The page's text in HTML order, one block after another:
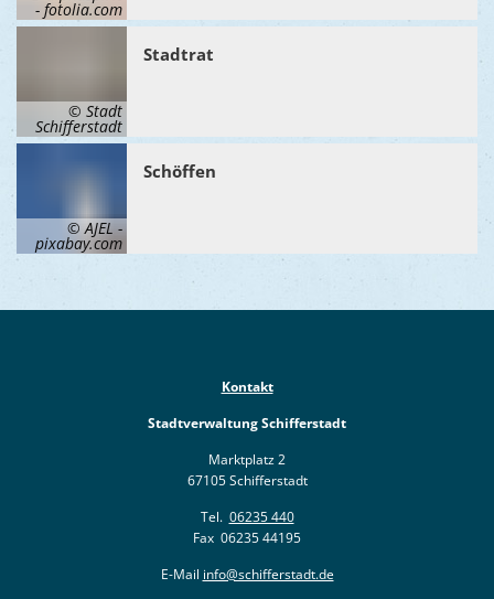
Bauen,
- fotolia.com
© Stadt
Schifferstadt
Stadtrat
© AJEL -
pixabay.com
Schöffen
Kontakt
Stadtverwaltung Schifferstadt
Marktplatz 2
67105 Schifferstadt
Tel. 06235 440
Fax 06235 44195
E-Mail info@schifferstadt.de